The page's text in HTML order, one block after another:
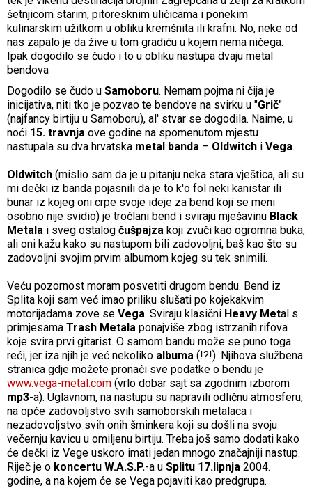
šetnjicom starim, pitoresknim uličicama i ponekim
kulinarskim užitkom u obliku kremšnita ili krafni. No, neke od
nas zapalo je da žive u tom gradiću u kojem nema ničega.
Ipak dogodilo se čudo i to u obliku nastupa dvaju metal
bendova
Dogodilo se čudo u Samoboru. Nemam pojma ni čija je
inicijativa, niti tko je pozvao te bendove na svirku u "Grič"
(najfancy birtiju u Samoboru), al' stvar se dogodila. Naime, u
noći 15. travnja ove godine na spomenutom mjestu
nastupala su dva hrvatska metal banda – Oldwitch i Vega.
Oldwitch (mislio sam da je u pitanju neka stara vještica, ali su
mi dečki iz banda pojasnili da je to k'o fol neki kanistar ili
bunar iz kojeg oni crpe svoje ideje za bend koji se meni
osobno nije svidio) je tročlani bend i sviraju mješavinu Black
Metala i sveg ostalog čušpajza koji zvuči kao ogromna buka,
ali oni kažu kako su nastupom bili zadovoljni, baš kao što su
zadovoljni svojim prvim albumom kojeg su tek snimili.
Veću pozornost moram posvetiti drugom bendu. Bend iz
Splita koji sam već imao priliku slušati po kojekakvim
motorijadama zove se Vega. Sviraju klasični Heavy Metal s
primjesama Trash Metala ponajviše zbog istrzanih rifova
koje svira prvi gitarist. O samom bandu može se puno toga
reći, jer iza njih je već nekoliko albuma (!?!). Njihova službena
stranica gdje možete pronaći sve podatke o bendu je
www.vega-metal.com (vrlo dobar sajt sa zgodnim izborom
mp3-a). Uglavnom, na nastupu su napravili odličnu atmosferu,
na opće zadovoljstvo svih samoborskih metalaca i
nezadovoljstvo svih onih šminkera koji su došli na svoju
večernju kavicu u omiljenu birtiju. Treba još samo dodati kako
će dečki iz Vege uskoro imati jedan mnogo značajniji nastup.
Riječ je o koncertu W.A.S.P.-a u Splitu 17.lipnja 2004.
godine, a na kojem će se Vega pojaviti kao predgrupa.